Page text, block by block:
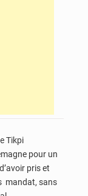
Tikpi
pour un
pris et
mandat, sans